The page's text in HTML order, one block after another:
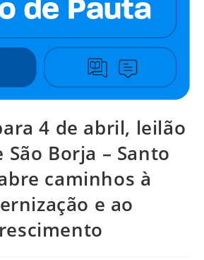
4 de abril, leilão
São Borja – Santo
caminhos à
e ao